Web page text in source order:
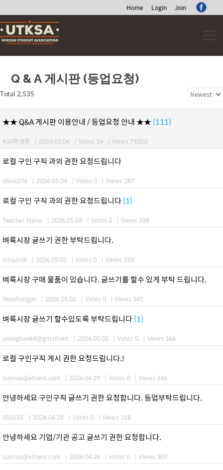
Home Login Join
Skip
to
content
Q & A 게시판 (등업요청)
Total 2,535
★★ Q&A 게시판 이용안내 / 등업요청 안내 ★★ (111)
KSA학생회 | 2024.03.06 | Votes 14 | Views 79203
로컬 구인 구직 과외 권한 요청드립니다
olivia276 | 2026.05.04 | Votes 0 | Views 287
로컬 구인 구직 과외 권한 요청드립니다(1)
Teacher Marie | 2026.05.04 | Votes 0 | Views 338
벼룩시장 글쓰기 권한 부탁드립니다.
amaandi | 2026.05.03 | Votes 0 | Views 353
벼룩시장 구매 물품이 있습니다. 글쓰기를 할수 있게 부탁 드립니다.
Yeonhongjin | 2026.05.02 | Votes 0 | Views 341
벼룩시장 글쓰기 할수있도록 부탁드립니다(1)
younghank8@gmail.net | 2026.05.02 | Votes 0 | Views 366
로컬 구인구직 게시 권한 요청드립니다.!
sunrise@etners.com | 2026.04.29 | Votes 0 | Views 346
안녕하세요 구인구직 글쓰기 권한 요청합니다. 등업부탁드립니다.
SSGLEE | 2026.04.28 | Votes 0 | Views 318
안녕하세요 기업/기관 공고 글쓰기 권한 요청합니다.
sunrise@etners.com | 2026.04.28 | Votes 0 | Views 307